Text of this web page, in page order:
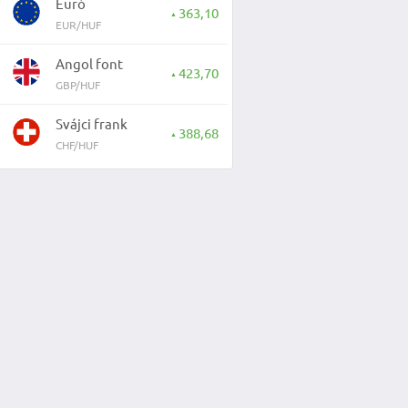
EUR/HUF
▲ 363,10
Angol font
GBP/HUF
▲ 423,70
Svájci frank
CHF/HUF
▲ 388,68